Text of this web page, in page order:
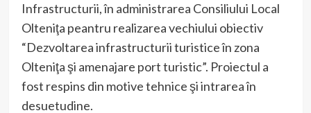
Infrastructurii, în administrarea Consiliului Local
Olteniţa peantru realizarea vechiului obiectiv
“Dezvoltarea infrastructurii turistice în zona
Olteniţa şi amenajare port turistic”. Proiectul a
fost respins din motive tehnice şi intrarea în
desuetudine.